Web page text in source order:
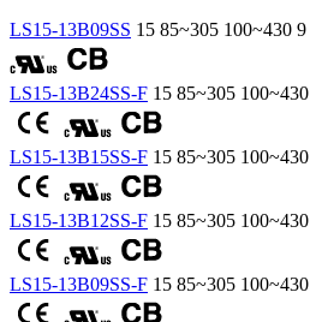
LS15-13B09SS 15 85~305 100~430 9
LS15-13B24SS-F 15 85~305 100~430
LS15-13B15SS-F 15 85~305 100~430
LS15-13B12SS-F 15 85~305 100~430
LS15-13B09SS-F 15 85~305 100~430